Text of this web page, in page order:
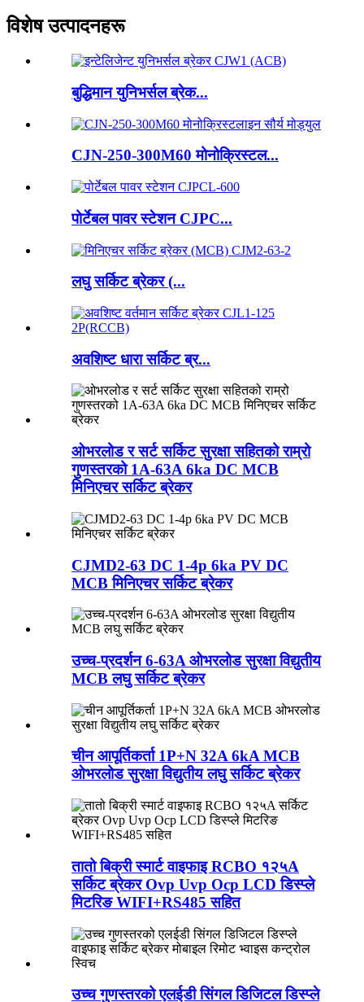
विशेष उत्पादनहरू
बुद्धिमान युनिभर्सल ब्रेक...
CJN-250-300M60 मोनोक्रिस्टल...
पोर्टेबल पावर स्टेशन CJPC...
लघु सर्किट ब्रेकर (...
अवशिष्ट धारा सर्किट ब्र...
ओभरलोड र सर्ट सर्किट सुरक्षा सहितको राम्रो
गुणस्तरको 1A-63A 6ka DC MCB
मिनिएचर सर्किट ब्रेकर
CJMD2-63 DC 1-4p 6ka PV DC
MCB मिनिएचर सर्किट ब्रेकर
उच्च-प्रदर्शन 6-63A ओभरलोड सुरक्षा विद्युतीय
MCB लघु सर्किट ब्रेकर
चीन आपूर्तिकर्ता 1P+N 32A 6kA MCB
ओभरलोड सुरक्षा विद्युतीय लघु सर्किट ब्रेकर
तातो बिक्री स्मार्ट वाइफाइ RCBO १२५A
सर्किट ब्रेकर Ovp Uvp Ocp LCD डिस्प्ले
मिटरिङ WIFI+RS485 सहित
उच्च गुणस्तरको एलईडी सिंगल डिजिटल डिस्प्ले